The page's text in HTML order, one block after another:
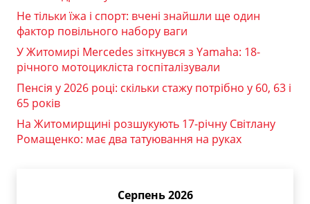
Не тільки їжа і спорт: вчені знайшли ще один
фактор повільного набору ваги
У Житомирі Mercedes зіткнувся з Yamaha: 18-
річного мотоцикліста госпіталізували
Пенсія у 2026 році: скільки стажу потрібно у 60, 63 і
65 років
На Житомирщині розшукують 17-річну Світлану
Ромащенко: має два татуювання на руках
Серпень 2026